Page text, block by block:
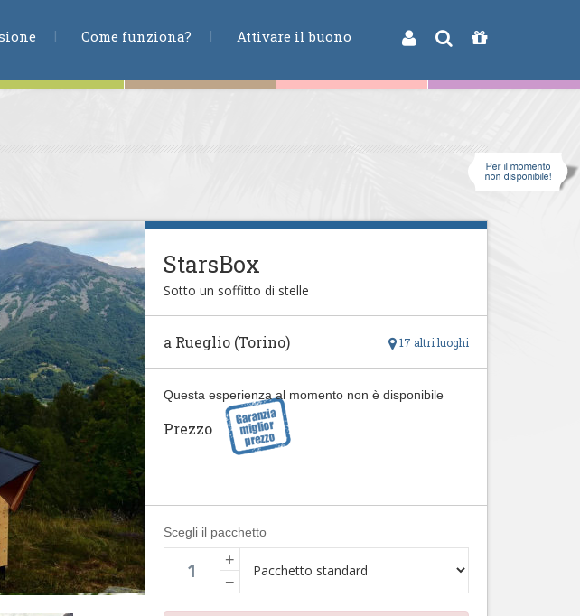
Come funziona? Attivare il buono
StarsBox
Sotto un soffitto di stelle
17 altri luoghi
a Rueglio (Torino)
Questa esperienza al momento non è disponibile
Prezzo
Scegli il pacchetto
+
−